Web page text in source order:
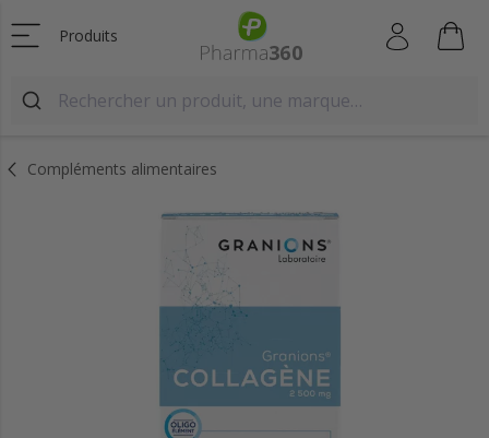
Produits
Compléments alimentaires